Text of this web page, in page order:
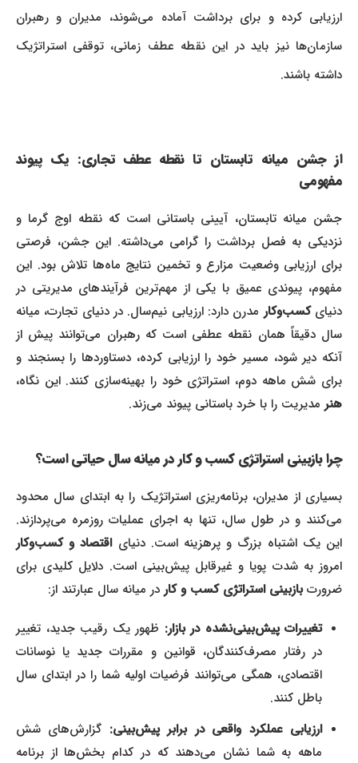
ارزیابی کرده و برای برداشت آماده می‌شوند، مدیران و رهبران
سازمان‌ها نیز باید در این نقطه عطف زمانی، توقفی استراتژیک
داشته باشند.
از جشن میانه تابستان تا نقطه عطف تجاری: یک پیوند
مفهومی
جشن میانه تابستان، آیینی باستانی است که نقطه اوج گرما و
نزدیکی به فصل برداشت را گرامی می‌داشته. این جشن، فرصتی
برای ارزیابی وضعیت مزارع و تخمین نتایج ماه‌ها تلاش بود. این
مفهوم، پیوندی عمیق با یکی از مهم‌ترین فرآیندهای مدیریتی در
دنیایکسب‌وکارمدرن دارد: ارزیابی نیم‌سال. در دنیای تجارت، میانه
سال دقیقاً همان نقطه عطفی است که رهبران می‌توانند پیش از
آنکه دیر شود، مسیر خود را ارزیابی کرده، دستاوردها را بسنجند و
برای شش ماهه دوم، استراتژی خود را بهینه‌سازی کنند. این نگاه،
هنرمدیریت را با خرد باستانی پیوند می‌زند.
چرا بازبینی استراتژی کسب و کار در میانه سال حیاتی است؟
بسیاری از مدیران، برنامه‌ریزی استراتژیک را به ابتدای سال محدود
می‌کنند و در طول سال، تنها به اجرای عملیات روزمره می‌پردازند.
این یک اشتباه بزرگ و پرهزینه است. دنیایاقتصاد و کسب‌وکار
امروز به شدت پویا و غیرقابل پیش‌بینی است. دلایل کلیدی برای
ضرورتبازبینی استراتژی کسب و کاردر میانه سال عبارتند از:
تغییرات پیش‌بینی‌نشده در بازار: ظهور یک رقیب جدید، تغییر
در رفتار مصرف‌کنندگان، قوانین و مقررات جدید یا نوسانات
اقتصادی، همگی می‌توانند فرضیات اولیه شما را در ابتدای سال
باطل کنند.
ارزیابی عملکرد واقعی در برابر پیش‌بینی: گزارش‌های شش
ماهه به شما نشان می‌دهند که در کدام بخش‌ها از برنامه